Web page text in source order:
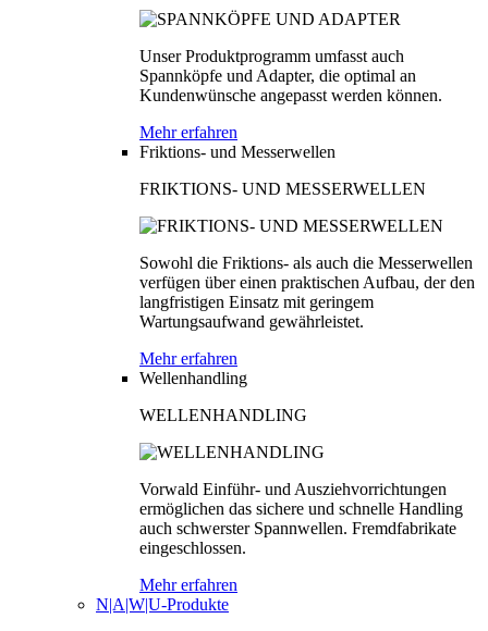
Unser Produktprogramm umfasst auch
Spannköpfe und Adapter, die optimal an
Kundenwünsche angepasst werden können.
Mehr erfahren
Friktions- und Messerwellen
FRIKTIONS- UND MESSERWELLEN
Sowohl die Friktions- als auch die Messerwellen
verfügen über einen praktischen Aufbau, der den
langfristigen Einsatz mit geringem
Wartungsaufwand gewährleistet.
Mehr erfahren
Wellenhandling
WELLENHANDLING
Vorwald Einführ- und Ausziehvorrichtungen
ermöglichen das sichere und schnelle Handling
auch schwerster Spannwellen. Fremdfabrikate
eingeschlossen.
Mehr erfahren
N|A|W|U-Produkte